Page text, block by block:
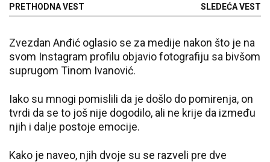
PRETHODNA VEST SLEDEĆA VEST
Zvezdan Anđić oglasio se za medije nakon što je na
svom Instagram profilu objavio fotografiju sa bivšom
suprugom Tinom Ivanović.
Iako su mnogi pomislili da je došlo do pomirenja, on
tvrdi da se to još nije dogodilo, ali ne krije da između
njih i dalje postoje emocije.
Kako je naveo, njih dvoje su se razveli pre dve